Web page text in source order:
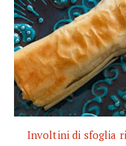
Involtini di sfoglia